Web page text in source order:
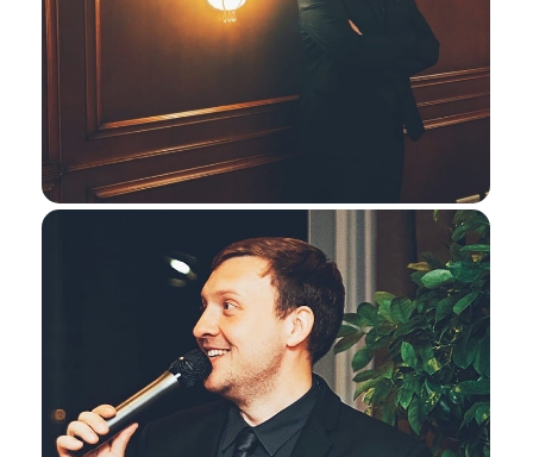
Я даю согласие ООО «Империя-Сочи» на обработку моих